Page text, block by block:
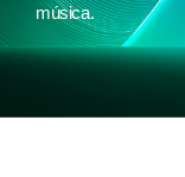
música.